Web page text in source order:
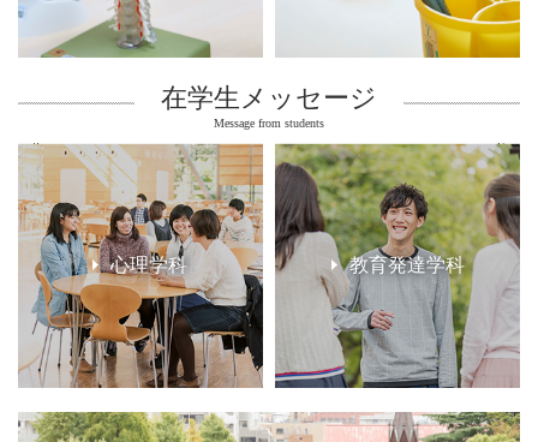
在学生メッセージ
Message from students
心理学科 教育発達学科